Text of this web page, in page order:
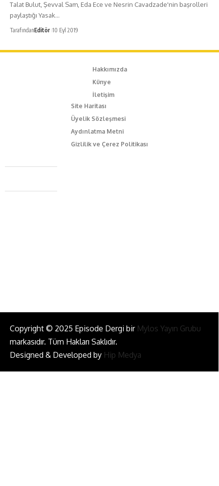
Talat Bulut, Şevval Sam, Eda Ece ve Nesrin Cavadzade'nin başrolleri
paylaştığı Yasak…
TarafındanEditör 10 Eyl 2019
Hakkımızda
Künye
İletişim
Site Haritası
Üyelik Sözleşmesi
Aydınlatma Metni
Gizlilik ve Çerez Politikası
Caferağa Mah. Dr. Şakir Paşa Sok. No3/A Kadıköy İstanbul
+90 543 345 46 00
Copyright © 2025 Episode Dergi bir Mylos Yayın Grubu
markasıdır. Tüm Hakları Saklıdır.
Designed & Developed by Hip Medya